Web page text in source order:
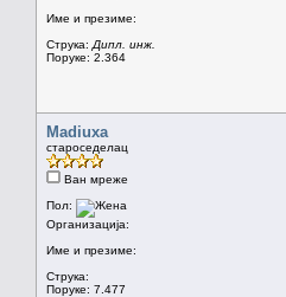
Име и презиме:
Струка: Дипл. инж.
Поруке: 2.364
Madiuxa
староседелац
Ван мреже
Пол:
Организација:
Име и презиме:
Струка:
Поруке: 7.477